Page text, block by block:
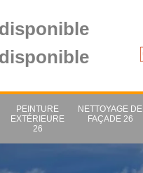
PEINTURE
EXTÉRIEURE
26
NETTOYAGE DE
FAÇADE 26